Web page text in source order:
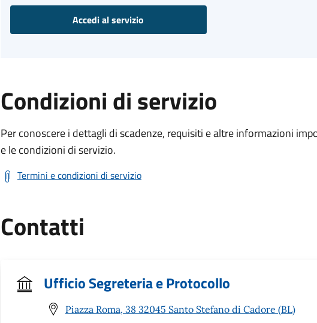
Accedi al servizio
Condizioni di servizio
Per conoscere i dettagli di scadenze, requisiti e altre informazioni
e le condizioni di servizio.
Termini e condizioni di servizio
Contatti
Ufficio Segreteria e Protocollo
Piazza Roma, 38 32045 Santo Stefano di Cadore (BL)